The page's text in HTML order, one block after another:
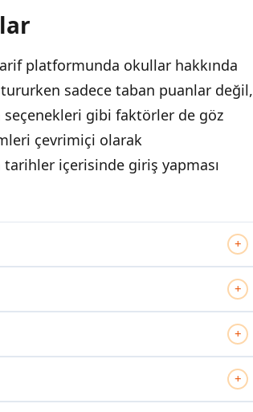
platformunda okullar hakkında
sadece taban puanlar değil,
seçenekleri gibi faktörler de göz
çevrimiçi olarak
içerisinde giriş yapması
+
+
+
+